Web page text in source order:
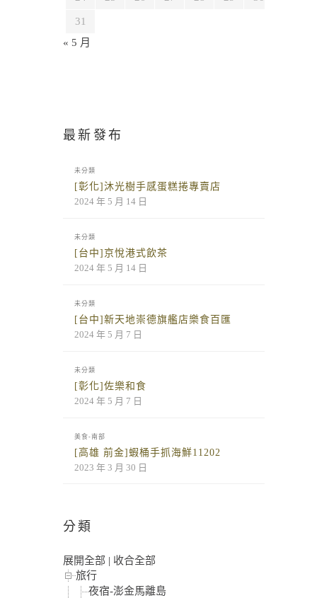
31
« 5 月
最新發布
未分類
[彰化]沐光樹手感蛋糕捲專賣店
2024 年 5 月 14 日
未分類
[台中]京悅港式飲茶
2024 年 5 月 14 日
未分類
[台中]新天地崇德旗艦店樂食百匯
2024 年 5 月 7 日
未分類
[彰化]佐樂和食
2024 年 5 月 7 日
美食-南部
[高雄 前金]蝦桶手抓海鮮11202
2023 年 3 月 30 日
分類
展開全部 | 收合全部
旅行
夜宿-澎金馬離島